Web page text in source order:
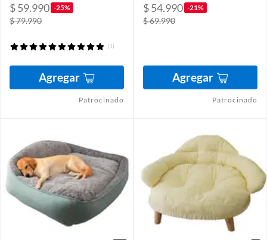
$ 59.990 -25%
$ 79.990
(1)
Agregar
Patrocinado
$ 54.990 -21%
$ 69.990
Agregar
Patrocinado